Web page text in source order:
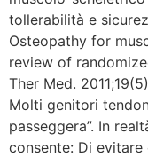
tollerabilità e
Osteopathy for
review of
Ther Med.
Molti genitori
passeggera”. In
consente: Di